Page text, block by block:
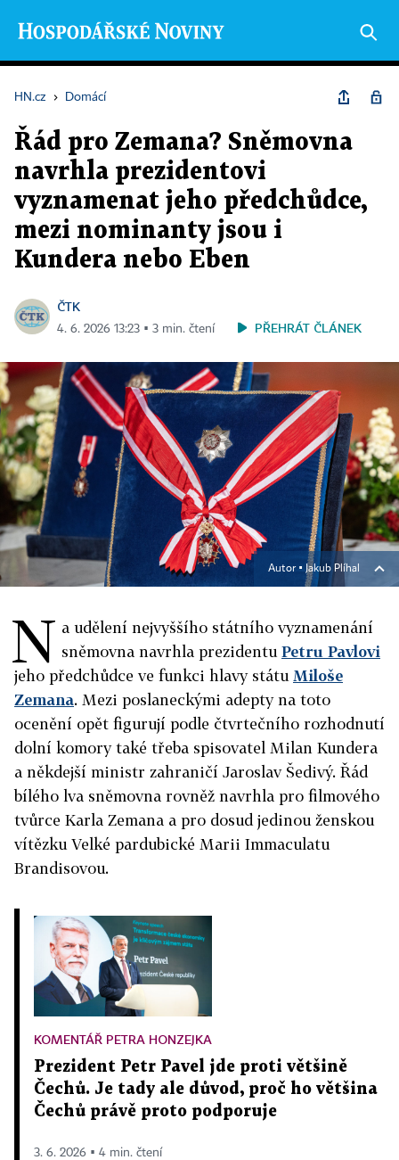
HN.cz › Domácí
Řád pro Zemana? Sněmovna
navrhla prezidentovi
vyznamenat jeho předchůdce,
mezi nominanty jsou i
Kundera nebo Eben
ČTK
4. 6. 2026 13:23 ▪ 3 min. čtení PŘEHRÁT ČLÁNEK
Autor ▪ Jakub Plíhal
N a udělení nejvyššího státního vyznamenání
sněmovna navrhla prezidentu Petru Pavlovi
jeho předchůdce ve funkci hlavy státu Miloše
Zemana. Mezi poslaneckými adepty na toto
ocenění opět figurují podle čtvrtečního rozhodnutí
dolní komory také třeba spisovatel Milan Kundera
a někdejší ministr zahraničí Jaroslav Šedivý. Řád
bílého lva sněmovna rovněž navrhla pro filmového
tvůrce Karla Zemana a pro dosud jedinou ženskou
vítězku Velké pardubické Marii Immaculatu
Brandisovou.
KOMENTÁŘ PETRA HONZEJKA
Prezident Petr Pavel jde proti většině
Čechů. Je tady ale důvod, proč ho většina
Čechů právě proto podporuje
3. 6. 2026 ▪ 4 min. čtení